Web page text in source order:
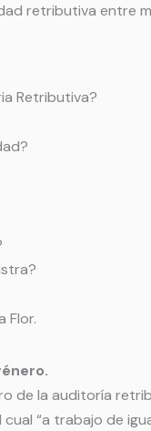
retributiva entre
Retributiva?
Flor.
de la auditoría
“a trabajo de